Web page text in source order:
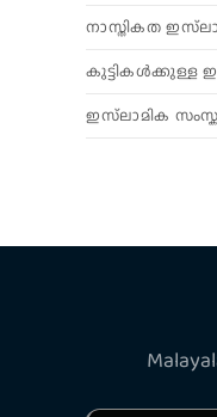
നാസ്തികത
കുട്ടികൾക്കുള്ള
ഇസ്‌ലാമിക